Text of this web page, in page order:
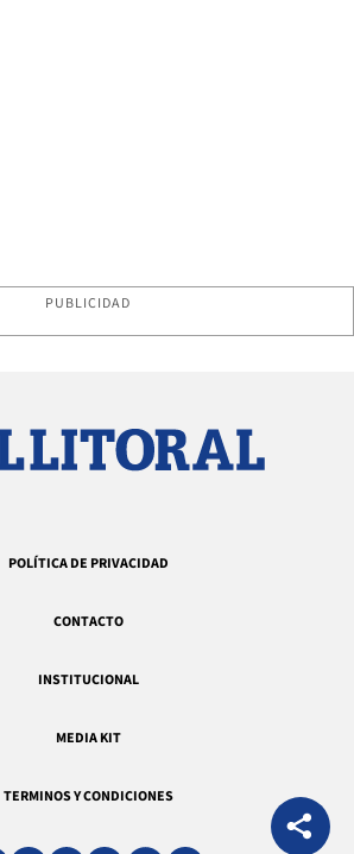
PUBLICIDAD
POLÍTICA DE PRIVACIDAD
CONTACTO
INSTITUCIONAL
MEDIA KIT
TERMINOS Y CONDICIONES